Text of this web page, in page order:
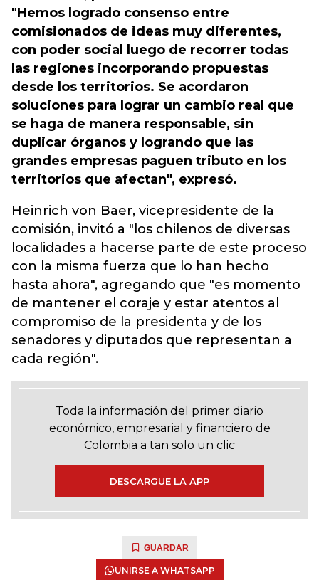
"Hemos logrado consenso entre
comisionados de ideas muy diferentes,
con poder social luego de recorrer todas
las regiones incorporando propuestas
desde los territorios. Se acordaron
soluciones para lograr un cambio real que
se haga de manera responsable, sin
duplicar órganos y logrando que las
grandes empresas paguen tributo en los
territorios que afectan", expresó.
Heinrich von Baer, vicepresidente de la
comisión, invitó a "los chilenos de diversas
localidades a hacerse parte de este proceso
con la misma fuerza que lo han hecho
hasta ahora", agregando que "es momento
de mantener el coraje y estar atentos al
compromiso de la presidenta y de los
senadores y diputados que representan a
cada región".
Toda la información del primer diario
económico, empresarial y financiero de
Colombia a tan solo un clic
DESCARGUE LA APP
GUARDAR
UNIRSE A WHATSAPP